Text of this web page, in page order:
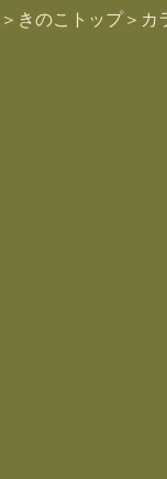
＞ きのこトップ＞ カ